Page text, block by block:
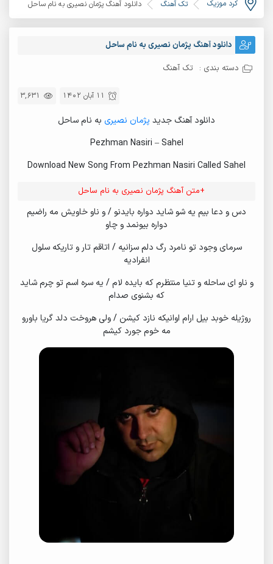
کرد موزیک تک آهنگ دانلود آهنگ پژمان نصیری به نام ساحل
دانلود آهنگ پژمان نصیری به نام ساحل
دسته بندی : تک آهنگ
3,631 11 آبان 1402
دانلود آهنگ جدید پژمان نصیری به نام ساحل
Pezhman Nasiri – Sahel
Download New Song From Pezhman Nasiri Called Sahel
+متن آهنگ پژمان نصیری به نام ساحل
دس و دعا بیم یه شو شاید دواره بایدنو / و ناو خاویش مه راضیم
دواره بیونمد و چاو
سرمای وجود تو نامرد رگ دلم سزانیه / اتاقم تار و تاریکه سلول
انفرادیه
و ناو ای ساحله و تنیا منتظرم که بایده لام / یه سره اسم تو چرم شاید
که بشنوی صدام
روژیله خوبد بیل ارام اوانیکه نازد کیشن / ولی هروخت دلد گریا باورو
مه خوم جورد کیشم